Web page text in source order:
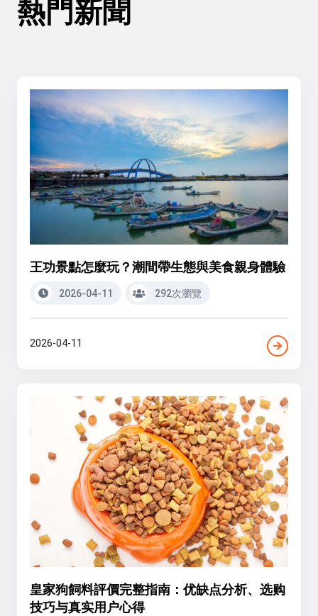
熱門新聞
王功景點怎麼玩？潮間帶生態與美食親身體驗
2026-04-11 292次瀏覽
2026-04-11
皇家狗飼料評價完整指南：优缺点分析、选购
技巧与真实用户心得